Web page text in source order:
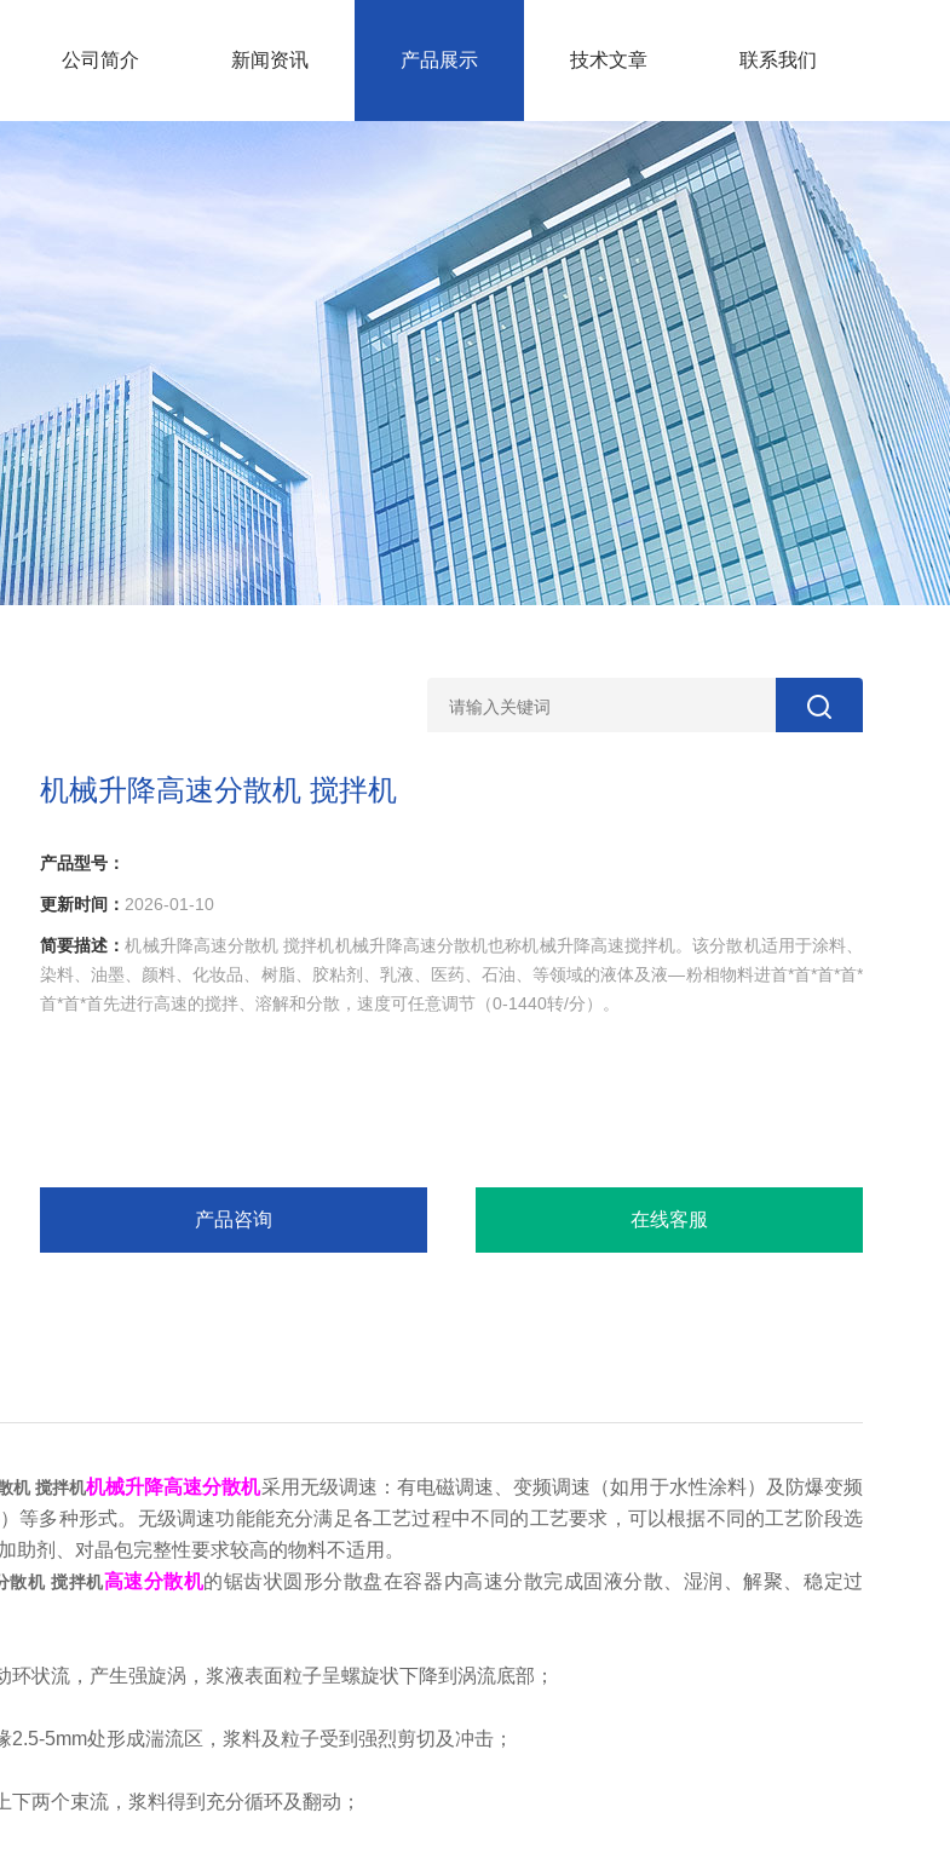
公司简介 新闻资讯 产品展示 技术文章 联系我们
机械升降高速分散机 搅拌机
产品型号：
更新时间： 2026-01-10
简要描述：机械升降高速分散机 搅拌机机械升降高速分散机也称机械升降高速搅拌机。该分散机适用于涂料、
染料、油墨、颜料、化妆品、树脂、胶粘剂、乳液、医药、石油、等领域的液体及液—粉相物料进首*首*首*首*
首*首*首先进行高速的搅拌、溶解和分散，速度可任意调节（0-1440转/分）。
产品咨询 在线客服
机 搅拌机机械升降高速分散机采用无级调速：有电磁调速、变频调速（如用于水性涂料）及防爆变频
等多种形式。无级调速功能能充分满足各工艺过程中不同的工艺要求，可以根据不同的工艺阶段选
助剂、对晶包完整性要求较高的物料不适用。
散机 搅拌机高速分散机的锯齿状圆形分散盘在容器内高速分散完成固液分散、湿润、解聚、稳定过
流，产生强旋涡，浆液表面粒子呈螺旋状下降到涡流底部；
5mm处形成湍流区，浆料及粒子受到强烈剪切及冲击；
个束流，浆料得到充分循环及翻动；